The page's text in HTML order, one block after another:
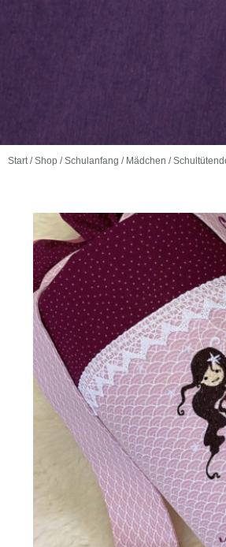
Start/Shop /Schulanfang / Mädchen /